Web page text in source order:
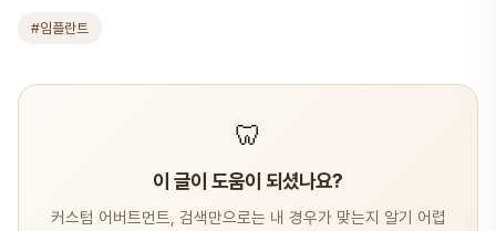
#임플란트
🦷
이 글이 도움이 되셨나요?
커스텀 어버트먼트, 검색만으로는 내 경우가 맞는지 알기 어렵